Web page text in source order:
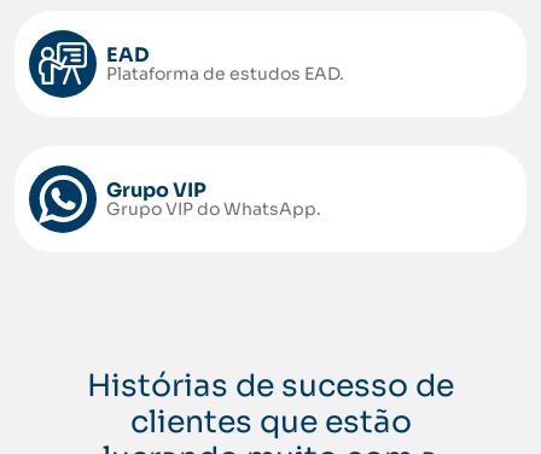
EAD
Plataforma de estudos EAD.
Grupo VIP
Grupo VIP do WhatsApp.
Histórias de sucesso de
clientes que estão